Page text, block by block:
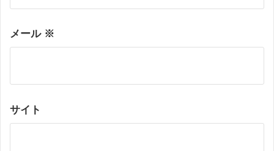
メール ※
サイト